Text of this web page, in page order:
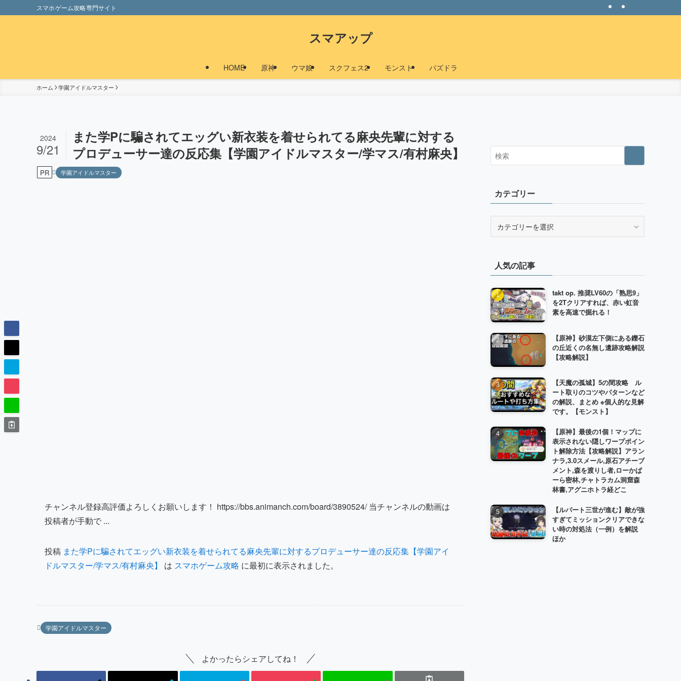
スマホゲーム攻略専門サイト
スマアップ
HOME 原神 ウマ娘 スクフェス2 モンスト パズドラ
ホーム 学園アイドルマスター
また学Pに騙されてエッグい新衣装を着せられてる麻央先輩に対する
プロデューサー達の反応集【学園アイドルマスター/学マス/有村麻央】
2024
9/21
PR 学園アイドルマスター
チャンネル登録高評価よろしくお願いします！ https://bbs.animanch.com/board/3890524/ 当チャンネルの動画は
投稿者が手動で ...
投稿 また学Pに騙されてエッグい新衣装を着せられてる麻央先輩に対するプロデューサー達の反応集【学園アイ
ドルマスター/学マス/有村麻央】
は スマホゲーム攻略 に最初に表示されました。
学園アイドルマスター
よかったらシェアしてね！
カテゴリー
ー人気の記事
takt op. 推奨LV60の「熟思9」
を2Tクリアすれば、赤い虹音
素を高速で掘れる！
【原神】砂漠左下側にある鑠石
の丘近くの名無し遺跡攻略解説
【攻略解説】
【天魔の孤城】5の間攻略 ル
ート取りのコツやパターンなど
の解説、まとめ ※個人的な見解
です。【モンスト】
【原神】最後の1個！マップに
表示されない隠しワープポイン
ト解除方法【攻略解説】アラン
ナラ,3.0スメール,原石アチーブ
メント,森を渡りし者,ローかぱ
ーら密林,チャトラカム洞窟森
林書,アグニホトラ経どこ
【ルパート三世が進む】敵が強
すぎてミッションクリアできな
い時の対処法（一例）を解説
ほか